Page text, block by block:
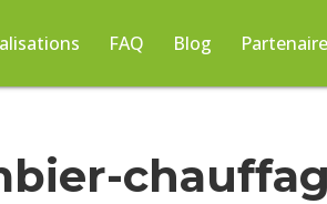
FAQ Blog